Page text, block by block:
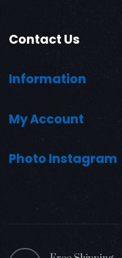
Contact Us
Information
My Account
Photo Instagram